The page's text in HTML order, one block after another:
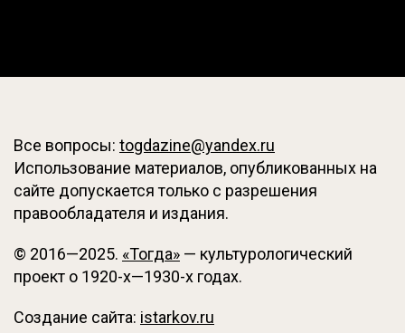
Все вопросы: togdazine@yandex.ru
Использование материалов, опубликованных на
сайте допускается только с разрешения
правообладателя и издания.
© 2016—2025. «Тогда» — культурологический
проект о 1920-х—1930-х годах.
Создание сайта: istarkov.ru